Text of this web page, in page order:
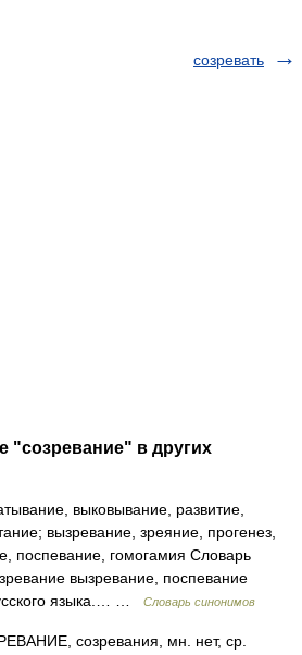
созревать
"созревание" в других
выковывание, развитие,
вызревание, зреяние, прогенез,
поспевание, гомогамия Словарь
вызревание, поспевание
языка.… …
Словарь синонимов
созревания, мн. нет, ср.